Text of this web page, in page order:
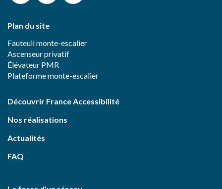
Plan du site
Fauteuil monte-escalier
Ascenseur privatif
Élévateur PMR
Plateforme monte-escalier
Découvrir France Accessibilité
Nos réalisations
Actualités
FAQ